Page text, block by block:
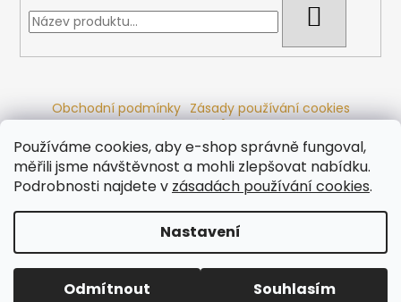
Používáme cookies, aby e-shop správně fungoval,
měřili jsme návštěvnost a mohli zlepšovat nabídku.
Podrobnosti najdete v zásadách používání cookies.
Nastavení
Odmítnout Souhlasím
Obchodní podmínky Zásady používání cookies
Ochrana osobních údajů Dřevěné sauny
Odstoupení od smlouvy Reklamační řád Kontakty
Koupací sudy
Radiátory
Copyright 2026Ráj saun. Všechna práva vyhrazena.
Upravit nastavení cookies